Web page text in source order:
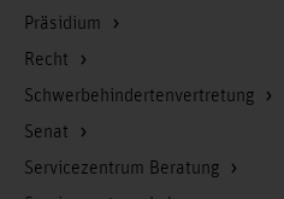
Präsidium
Recht
Schwerbehindertenvertretung
Senat
Servicezentrum Beratung